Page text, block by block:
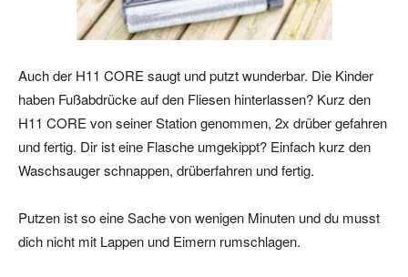
Auch der H11 CORE saugt und putzt wunderbar. Die Kinder
haben Fußabdrücke auf den Fliesen hinterlassen? Kurz den
H11 CORE von seiner Station genommen, 2x drüber gefahren
und fertig. Dir ist eine Flasche umgekippt? Einfach kurz den
Waschsauger schnappen, drüberfahren und fertig.
Putzen ist so eine Sache von wenigen Minuten und du musst
dich nicht mit Lappen und Eimern rumschlagen.